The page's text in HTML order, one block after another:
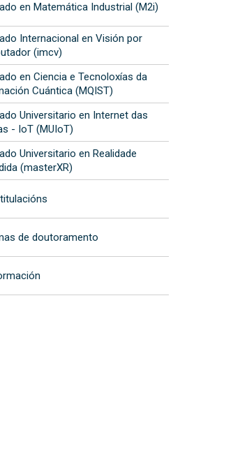
en Matemática Industrial (M2i)
Internacional en Visión por
(imcv)
en Ciencia e Tecnoloxías da
Cuántica (MQIST)
Universitario en Internet das
- IoT (MUIoT)
Universitario en Realidade
(masterXR)
de doutoramento